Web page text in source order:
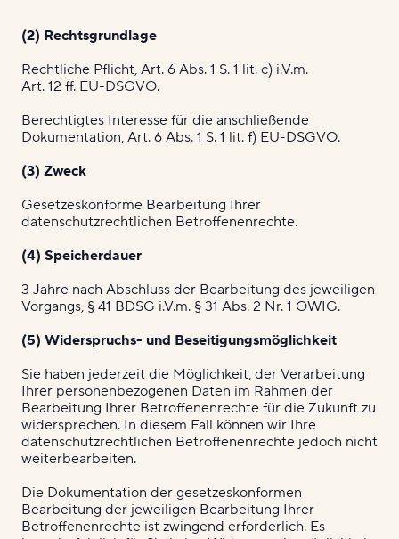
(2) Rechtsgrundlage
Rechtliche Pflicht, Art. 6 Abs. 1 S. 1 lit. c) i.V.m.
Art. 12 ff. EU-DSGVO.
Berechtigtes Interesse für die anschließende
Dokumentation, Art. 6 Abs. 1 S. 1 lit. f) EU-DSGVO.
(3) Zweck
Gesetzeskonforme Bearbeitung Ihrer
datenschutzrechtlichen Betroffenenrechte.
(4) Speicherdauer
3 Jahre nach Abschluss der Bearbeitung des jeweiligen
Vorgangs, § 41 BDSG i.V.m. § 31 Abs. 2 Nr. 1 OWIG.
(5) Widerspruchs- und Beseitigungsmöglichkeit
Sie haben jederzeit die Möglichkeit, der Verarbeitung
Ihrer personenbezogenen Daten im Rahmen der
Bearbeitung Ihrer Betroffenenrechte für die Zukunft zu
widersprechen. In diesem Fall können wir Ihre
datenschutzrechtlichen Betroffenenrechte jedoch nicht
weiterbearbeiten.
Die Dokumentation der gesetzeskonformen
Bearbeitung der jeweiligen Bearbeitung Ihrer
Betroffenenrechte ist zwingend erforderlich. Es